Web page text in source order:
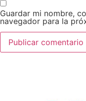
Guardar mi nombre,
navegador para la